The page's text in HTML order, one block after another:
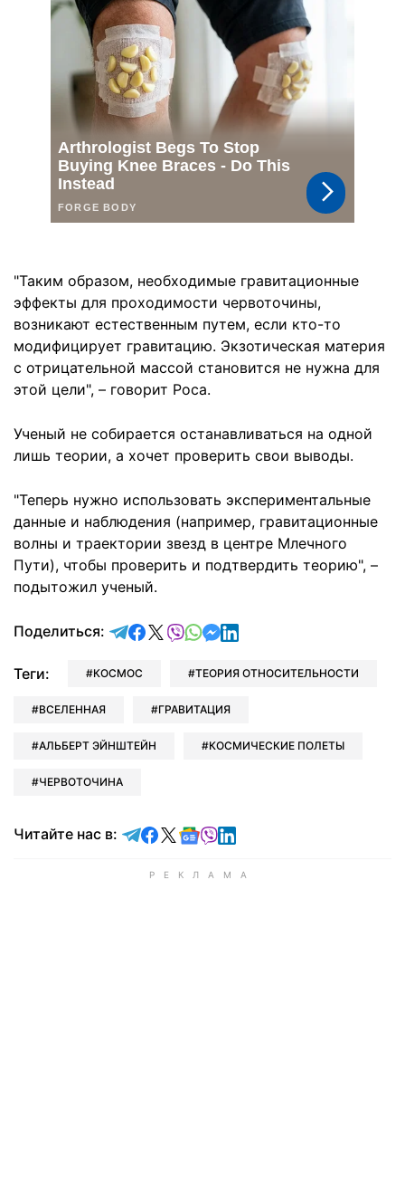
"Таким образом, необходимые гравитационные
эффекты для проходимости червоточины,
возникают естественным путем, если кто-то
модифицирует гравитацию. Экзотическая материя
с отрицательной массой становится не нужна для
этой цели", – говорит Роса.
Ученый не собирается останавливаться на одной
лишь теории, а хочет проверить свои выводы.
"Теперь нужно использовать экспериментальные
данные и наблюдения (например, гравитационные
волны и траектории звезд в центре Млечного
Пути), чтобы проверить и подтвердить теорию", –
подытожил ученый.
Поделиться: отправить в Telegram
поделиться в Facebook
поделиться в X
отправить в Viber
отправить в Whatsapp
отправить в Messenger
отправить в LinkedIn
Теги: КОСМОС ТЕОРИЯ ОТНОСИТЕЛЬНОСТИ
ВСЕЛЕННАЯ ГРАВИТАЦИЯ
АЛЬБЕРТ ЭЙНШТЕЙН КОСМИЧЕСКИЕ ПОЛЕТЫ
ЧЕРВОТОЧИНА
Читайте нас в: Читайте в Telegram
Читайте в Facebook
Читайте в X
Читайте в Google news
Читайте в Viber
Читайте в LinkedIn